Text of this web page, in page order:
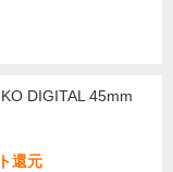
DIGITAL 45mm
還元